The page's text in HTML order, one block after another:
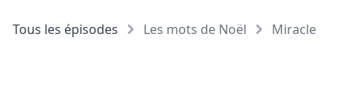
Tous les épisodes Les mots de Noël Miracle